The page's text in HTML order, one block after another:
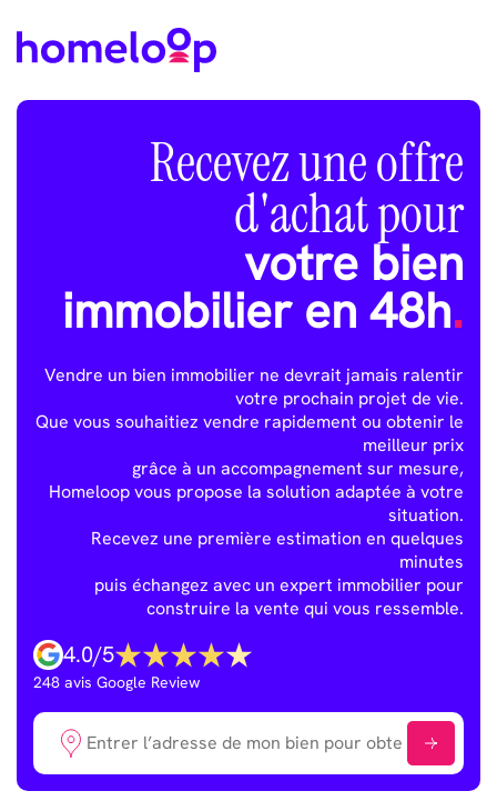
Recevez une offre
d'achat pour
votre bien
immobilier en 48h.
Vendre un bien immobilier ne devrait jamais ralentir
votre prochain projet de vie.
Que vous souhaitiez vendre rapidement ou obtenir le
meilleur prix
grâce à un accompagnement sur mesure,
Homeloop vous propose la solution adaptée à votre
situation.
Recevez une première estimation en quelques
minutes
puis échangez avec un expert immobilier pour
construire la vente qui vous ressemble.
4.0/5
248 avis Google Review